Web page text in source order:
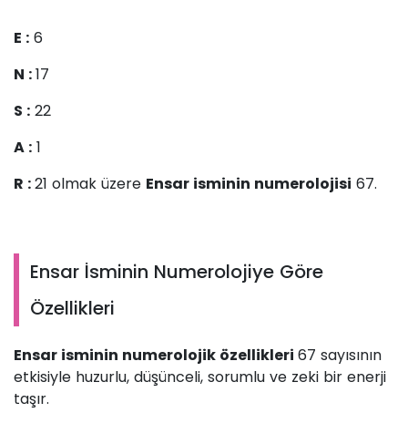
E : 6
N :17
S : 22
A : 1
R :21 olmak üzere Ensar isminin numerolojisi 67.
Ensar İsminin Numerolojiye Göre
Özellikleri
Ensar isminin numerolojik özellikleri 67 sayısının
etkisiyle huzurlu, düşünceli, sorumlu ve zeki bir enerji
taşır.